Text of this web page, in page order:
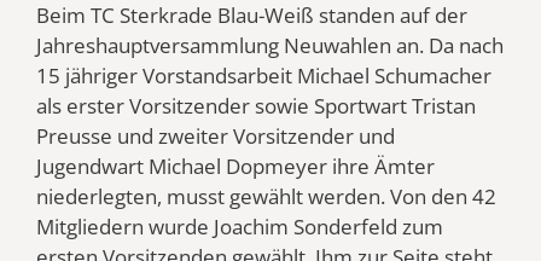
Beim TC Sterkrade Blau-Weiß standen auf der
Jahreshauptversammlung Neuwahlen an. Da nach
15 jähriger Vorstandsarbeit Michael Schumacher
als erster Vorsitzender sowie Sportwart Tristan
Preusse und zweiter Vorsitzender und
Jugendwart Michael Dopmeyer ihre Ämter
niederlegten, musst gewählt werden. Von den 42
Mitgliedern wurde Joachim Sonderfeld zum